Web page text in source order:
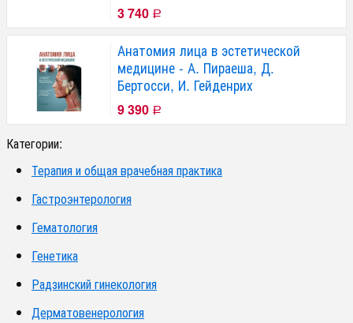
3 740 Р
Анатомия лица в эстетической
медицине - А. Пираеша, Д.
Бертосси, И. Гейденрих
9 390 Р
Категории:
Терапия и общая врачебная практика
Гастроэнтерология
Гематология
Генетика
Радзинский гинекология
Дерматовенерология